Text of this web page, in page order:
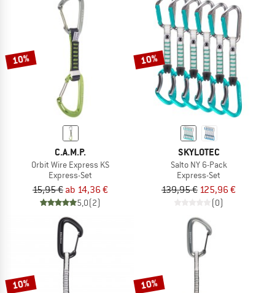
10%
C.A.M.P.
Orbit Wire Express KS
Express-Set
15,95 € ab 14,36 €
5,0(2)
10%
SKYLOTEC
Salto NY 6-Pack
Express-Set
139,95 € 125,96 €
(0)
10% 10%